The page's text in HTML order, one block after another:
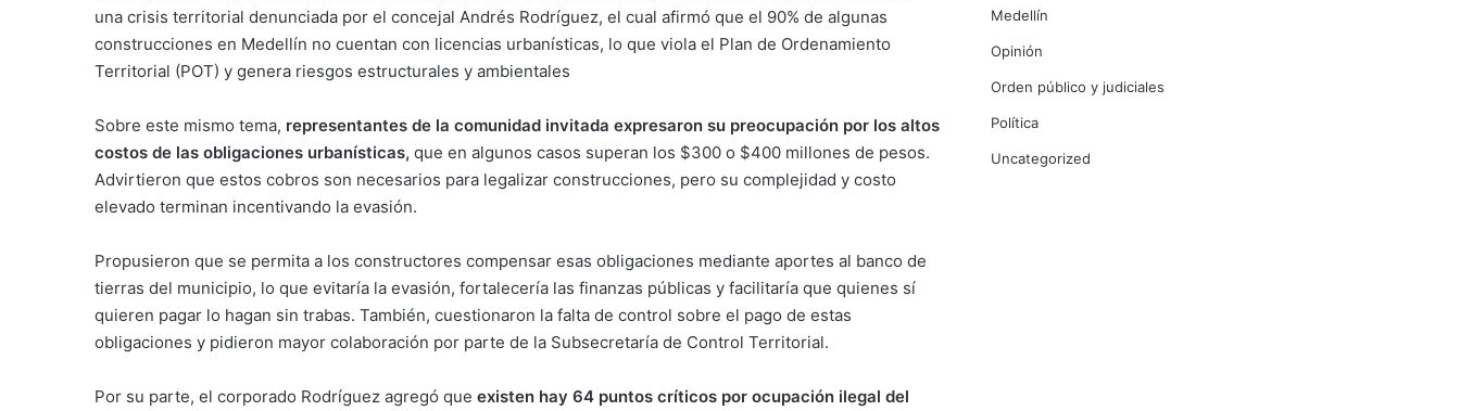
una crisis territorial denunciada por el concejal Andrés Rodríguez, el cual afirmó que el 90% de algunas
construcciones en Medellín no cuentan con licencias urbanísticas, lo que viola el Plan de Ordenamiento
Territorial (POT) y genera riesgos estructurales y ambientales
Sobre este mismo tema, representantes de la comunidad invitada expresaron su preocupación por los altos
costos de las obligaciones urbanísticas, que en algunos casos superan los $300 o $400 millones de pesos.
Advirtieron que estos cobros son necesarios para legalizar construcciones, pero su complejidad y costo
elevado terminan incentivando la evasión.
Propusieron que se permita a los constructores compensar esas obligaciones mediante aportes al banco de
tierras del municipio, lo que evitaría la evasión, fortalecería las finanzas públicas y facilitaría que quienes sí
quieren pagar lo hagan sin trabas. También, cuestionaron la falta de control sobre el pago de estas
obligaciones y pidieron mayor colaboración por parte de la Subsecretaría de Control Territorial.
Por su parte, el corporado Rodríguez agregó que existen hay 64 puntos críticos por ocupación ilegal del
Medellín
Opinión
Orden público y judiciales
Política
Uncategorized